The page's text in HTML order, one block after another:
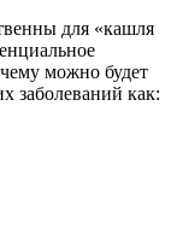
для «кашля
чему можно будет
заболеваний как: